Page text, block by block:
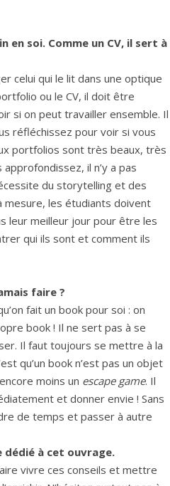
en soi. Comme un CV, il sert à
celui qui le lit dans une optique
ou le CV, il doit être
si on peut travailler ensemble. Il
réfléchissez pour voir si vous
portfolios sont très beaux, très
il n’y a pas
du storytelling et des
mesure, les étudiants doivent
leur meilleur jour pour être les
qui ils sont et comment ils
faire ?
fait un book pour soi : on
book ! Il ne sert pas à se
Il faut toujours se mettre à la
qu’un book n’est pas un objet
moins un escape game. Il
et donner envie ! Sans
de temps et passer à autre
dédié à cet ouvrage.
vivre ces conseils et mettre